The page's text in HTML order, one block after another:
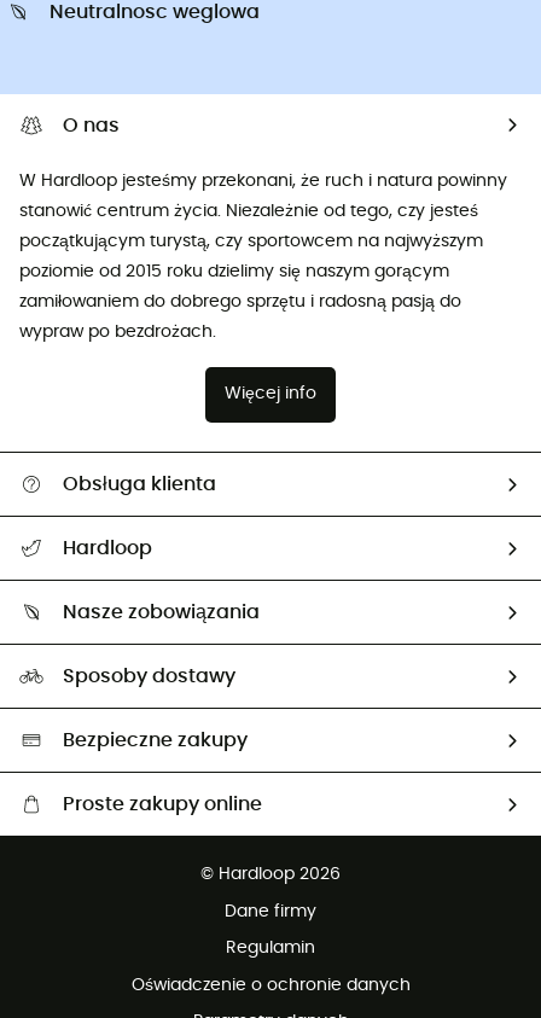
Neutralnosc weglowa
O nas
W Hardloop jesteśmy przekonani, że ruch i natura powinny
stanowić centrum życia. Niezależnie od tego, czy jesteś
początkującym turystą, czy sportowcem na najwyższym
poziomie od 2015 roku dzielimy się naszym gorącym
zamiłowaniem do dobrego sprzętu i radosną pasją do
wypraw po bezdrożach.
Więcej info
Obsługa klienta
Śledzenie przesyłki
Zwrot artykułów i zwrot środków
Hardloop
Ambasadorzy
Nasze zobowiązania
Neutralność węglowa
Wybrane produkty eko
Sposoby dostawy
Bezpieczne zakupy
Proste zakupy online
100 dni na bezpłatny zwrot
© Hardloop 2026
Dane firmy
Regulamin
Oświadczenie o ochronie danych